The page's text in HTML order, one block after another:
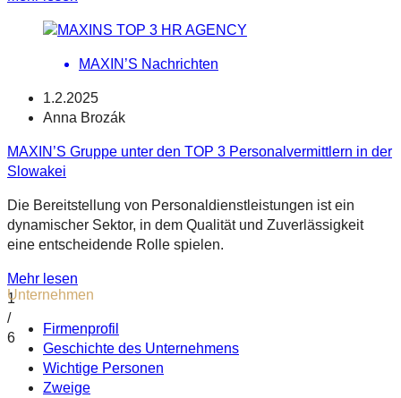
MAXIN’S Nachrichten
1.2.2025
Anna Brozák
MAXIN’S Gruppe unter den TOP 3 Personalvermittlern in der
Slowakei
Die Bereitstellung von Personaldienstleistungen ist ein
dynamischer Sektor, in dem Qualität und Zuverlässigkeit
eine entscheidende Rolle spielen.
Mehr lesen
1
/
6
Unternehmen
Firmenprofil
Geschichte des Unternehmens
Wichtige Personen
Zweige